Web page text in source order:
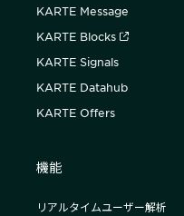
KARTE Message
KARTE Blocks
KARTE Signals
KARTE Datahub
KARTE Offers
機能
リアルタイムユーザー解析